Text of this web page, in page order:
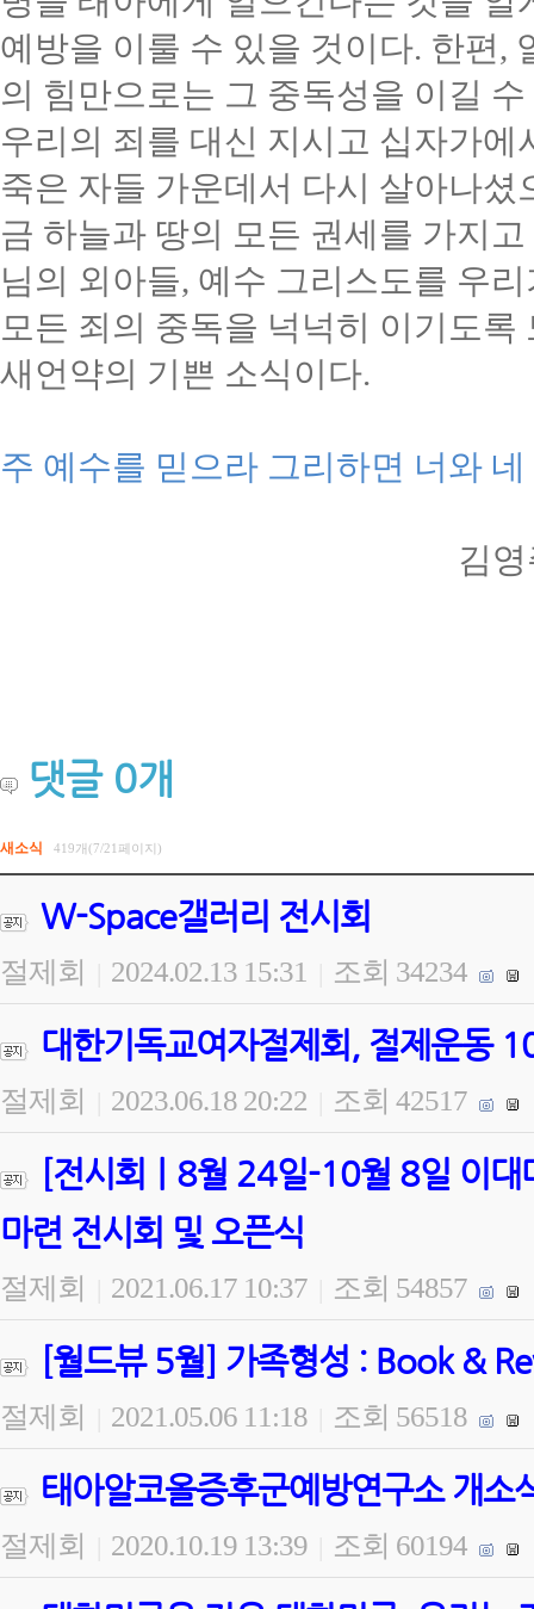
예방을 이룰 수 있을 것이다. 한편,
의 힘만으로는 그 중독성을 이길
우리의 죄를 대신 지시고 십자가
죽은 자들 가운데서 다시 살아나셨
금 하늘과 땅의 모든 권세를 가지
님의 외아들, 예수 그리스도를 우
모든 죄의 중독을 넉넉히 이기도록
새언약의 기쁜 소식이다.
주 예수를 믿으라 그리하면 너와
김
댓글 0개
새소식 419개(7/21페이지)
W-Space갤러리 전시회
절제회 2024.02.13 15:31 조회 34234
대한기독교여자절제회, 절제운동
절제회 2023.06.18 20:22 조회 42517
[전시회ㅣ8월 24일-10월 8일 이
마련 전시회 및 오픈식
절제회 2021.06.17 10:37 조회 54857
[월드뷰 5월] 가족형성 : Book &
절제회 2021.05.06 11:18 조회 56518
태아알코올증후군예방연구소 개소
절제회 2020.10.19 13:39 조회 60194